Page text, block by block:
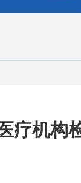
疗机构